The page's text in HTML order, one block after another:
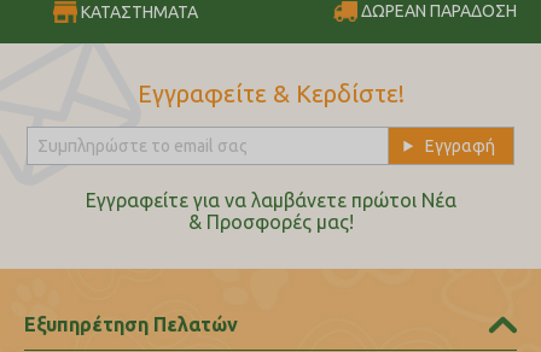
ΚΑΤΑΣΤΗΜΑΤΑ ΔΩΡΕΑΝ ΠΑΡΑΔΟΣΗ
Εγγραφείτε & Κερδίστε!
Εγγραφείτε για να λαμβάνετε πρώτοι Nέα
& Προσφορές μας!
Εξυπηρέτηση Πελατών